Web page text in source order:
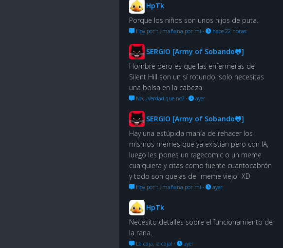
HpTk
Porque los niños son unos hijos de puta.
Hoy por ti, mañana por mí · hace 22 horas
SERGIO [Army of Sobando🐸]
Hombre pero es que las enfermeras de
Silent Hill son un sí rotundo, solo necesitas
una bolsa en la cabeza
No. ¿Verdad que no? · ayer
SERGIO [Army of Sobando🐸]
Hay una estúpida manía de rehacer los
mismos memes que ya existian pero con IA,
luego les pones un ragecomic o un meme
cualquiera y citas como fuente cuantocabrón
y todo son quejas de "meme viejo" XD
Hoy por ti, mañana por mí · ayer
HpTk
Necesito detalles sobre el funcionamiento de
la rana.
La caja, la caja! · ayer